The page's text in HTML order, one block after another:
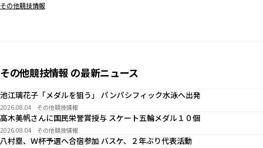
その他競技情報
その他競技情報 の最新ニュース
池江璃花子「メダルを狙う」 パンパシフィック水泳へ出発
2026.08.04 その他競技情報
高木美帆さんに国民栄誉賞授与 スケート五輪メダル１０個
2026.08.04 その他競技情報
八村塁、Ｗ杯予選へ合宿参加 バスケ、２年ぶり代表活動